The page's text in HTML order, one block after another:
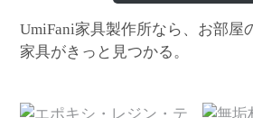
UmiFani家具製作所なら、お部屋
家具がきっと見つかる。